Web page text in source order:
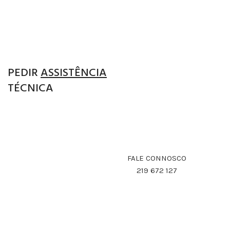
PEDIRASSISTÊNCIA
TÉCNICA
FALE CONNOSCO
219 672 127